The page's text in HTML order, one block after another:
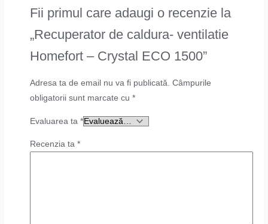
Fii primul care adaugi o recenzie la
„Recuperator de caldura- ventilatie
Homefort – Crystal ECO 1500”
Adresa ta de email nu va fi publicată.
Câmpurile
obligatorii sunt marcate cu*
Evaluarea ta*
Recenzia ta*